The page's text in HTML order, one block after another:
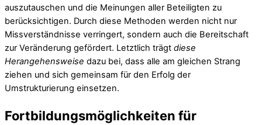
auszutauschen und die Meinungen aller Beteiligten zu
berücksichtigen. Durch diese Methoden werden nicht nur
Missverständnisse verringert, sondern auch die Bereitschaft
zur Veränderung gefördert. Letztlich trägt diese
Herangehensweise dazu bei, dass alle am gleichen Strang
ziehen und sich gemeinsam für den Erfolg der
Umstrukturierung einsetzen.
Fortbildungsmöglichkeiten für